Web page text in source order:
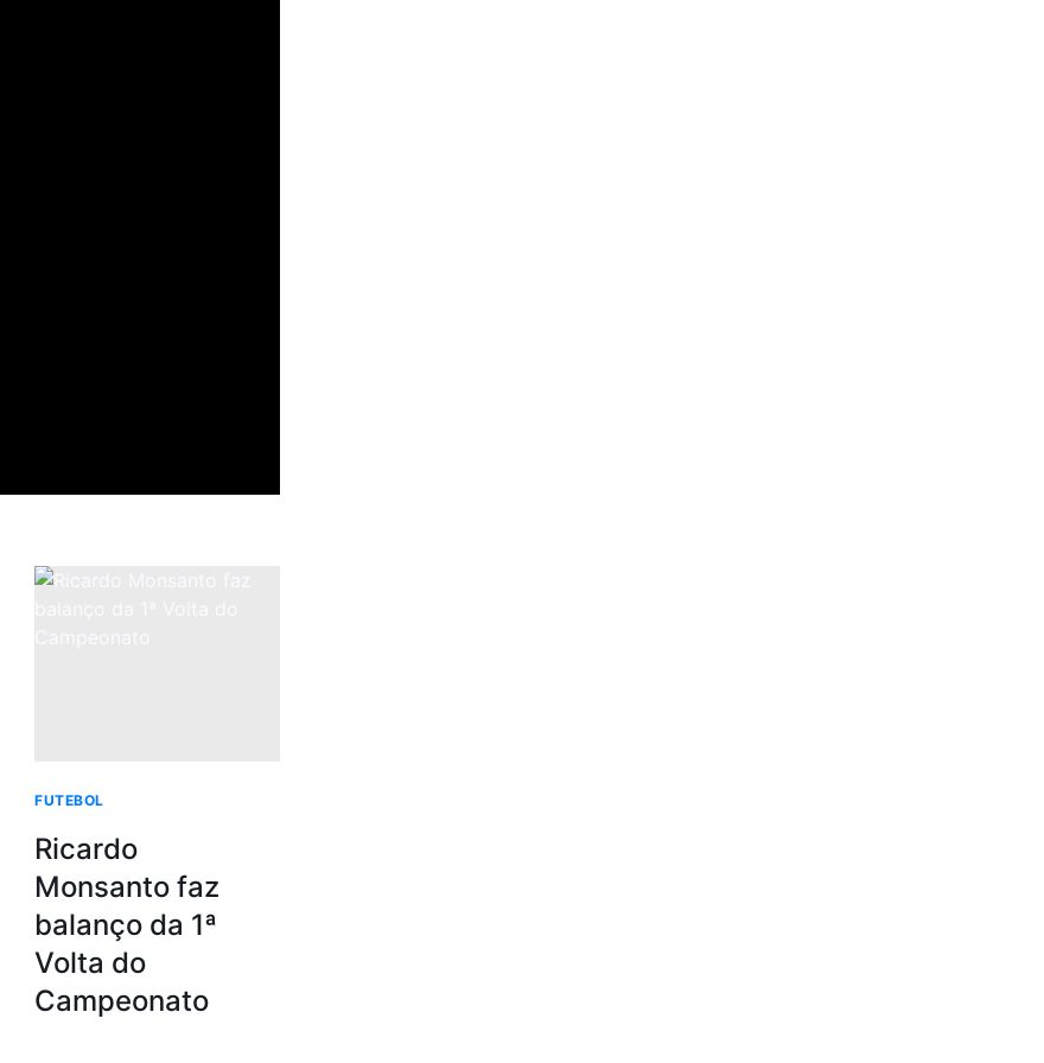
FUTEBOL
Ricardo
Monsanto faz
balanço da 1ª
Volta do
Campeonato